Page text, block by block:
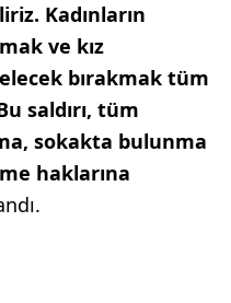
Kadınların
ve kız
bırakmak tüm
saldırı, tüm
sokakta bulunma
haklarına